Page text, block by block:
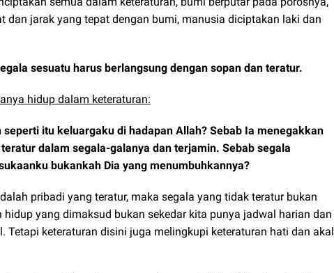
dan jarak yang tepat dengan bumi, manusia diciptakan laki dan
sesuatu harus berlangsung dengan sopan dan teratur.
hidup dalam keteraturan:
itu keluargaku di hadapan Allah? Sebab Ia menegakkan
dalam segala-galanya dan terjamin. Sebab segala
bukankah Dia yang menumbuhkannya?
pribadi yang teratur, maka segala yang tidak teratur bukan
hidup yang dimaksud bukan sekedar kita punya jadwal harian dan
Tetapi keteraturan disini juga melingkupi keteraturan hati dan akal